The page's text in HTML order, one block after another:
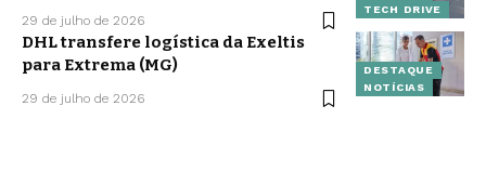
TECH DRIVE
29 de julho de 2026
DESTAQUE
NOTÍCIAS
DHL transfere logística da Exeltis
para Extrema (MG)
29 de julho de 2026